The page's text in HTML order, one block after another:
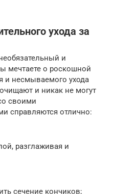
ухода за
и
мечтаете о роскошной
и несмываемого ухода
и никак не могут
своими
справляются отлично:
разглаживая и
сечение кончиков;